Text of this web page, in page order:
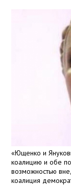
«Ющенко и
коалицию и обе
возможностью
коалиция